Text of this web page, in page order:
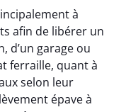
à
afin de libérer un
d’un garage ou
ferraille, quant à
selon leur
épave à